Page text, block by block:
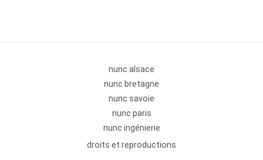
nunc alsace
nunc bretagne
nunc savoie
nunc paris
nunc ingénierie
droits et reproductions